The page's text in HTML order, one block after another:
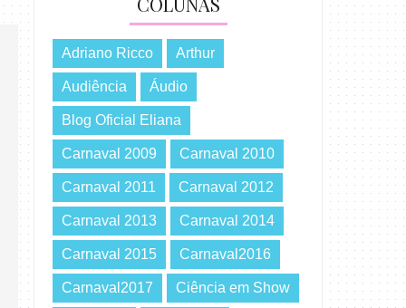
Adriano Ricco Arthur
Audiência Áudio
Blog Oficial Eliana
Carnaval 2009 Carnaval 2010
Carnaval 2011 Carnaval 2012
Carnaval 2013 Carnaval 2014
Carnaval 2015 Carnaval2016
Carnaval2017 Ciência em Show